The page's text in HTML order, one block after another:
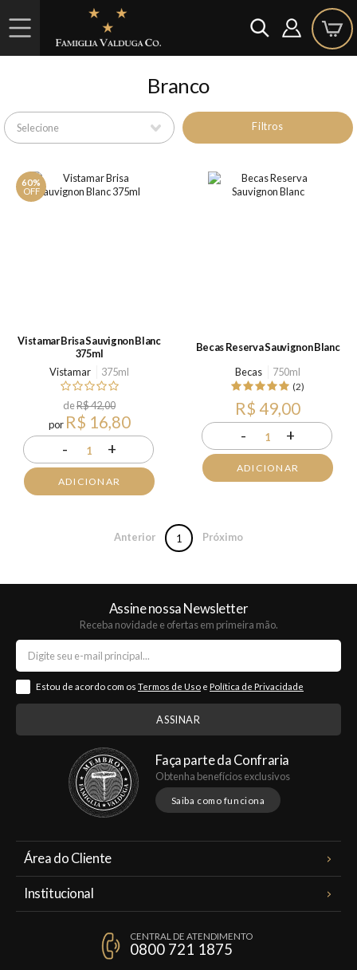
Branco
Filtros
60%
OFF
Vistamar Brisa Sauvignon Blanc
375ml
Vistamar
375ml
deR$ 42,00
por R$ 16,80
- 1 +
ADICIONAR
Becas Reserva Sauvignon Blanc
Becas
750ml
(2)
R$ 49,00
- 1 +
ADICIONAR
Anterior 1 Próximo
Assine nossa Newsletter
Receba novidade e ofertas em primeira mão.
Estou de acordo com os Termos de Uso e Política de Privacidade
Faça parte da Confraria
Obtenha benefícios exclusivos
Saiba como funciona
Área do Cliente
Institucional
Política de PrivacidadeCENTRAL DE ATENDIMENTO
0800 721 1875